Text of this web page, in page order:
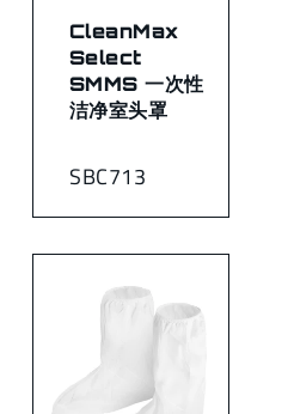
SBC713
CleanMax
Select
SMMS 一次性
洁净室头罩